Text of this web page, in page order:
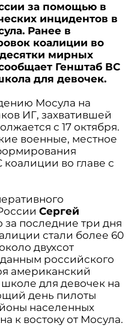
за помощью в
инцидентов в
Ранее в
коалиции во
мирных
Генштаб ВС
для девочек.
Мосула на
ИГ, захватившей
с 17 октября.
военные, местное
во главе с
Сергей
за последние три дня
стали более 60
двухсот
российского
американский
для девочек на
день пилоты
населенных
к востоку от Мосула.